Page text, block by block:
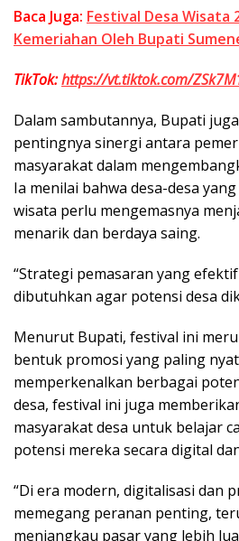
Baca Juga: Festival Desa Wisata
Kemeriahan Oleh Bupati
TikTok:https://vt.tiktok.com/
Dalam sambutannya, Bupati
pentingnya sinergi antara
masyarakat dalam
Ia menilai bahwa desa-desa
wisata perlu mengemasnya
menarik dan berdaya saing.
“Strategi pemasaran yang
dibutuhkan agar potensi desa
Menurut Bupati, festival ini
bentuk promosi yang paling
memperkenalkan berbagai
desa, festival ini juga
masyarakat desa untuk belajar
potensi mereka secara digital
“Di era modern, digitalisasi dan
memegang peranan penting,
menjangkau pasar yang lebih